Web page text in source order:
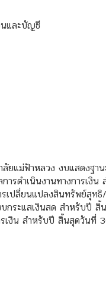
นและบัญชี
ยแม่ฟ้าหลวง งบแสดงฐ
ารดำเนินงานทางการเ
รเปลี่ยนแปลงสินทรัพย์สุ
กระแสเงินสด สำหรับปี
เงิน สำหรับปี สิ้นสุดวันที่